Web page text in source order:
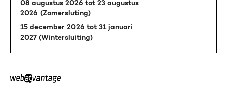
08 augustus 2026 tot 23 augustus
2026 (Zomersluting)
15 december 2026 tot 31 januari
2027 (Wintersluiting)